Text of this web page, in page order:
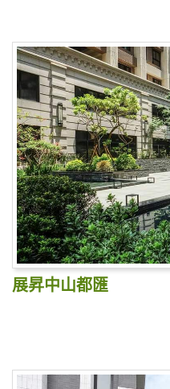
展昇中山都匯